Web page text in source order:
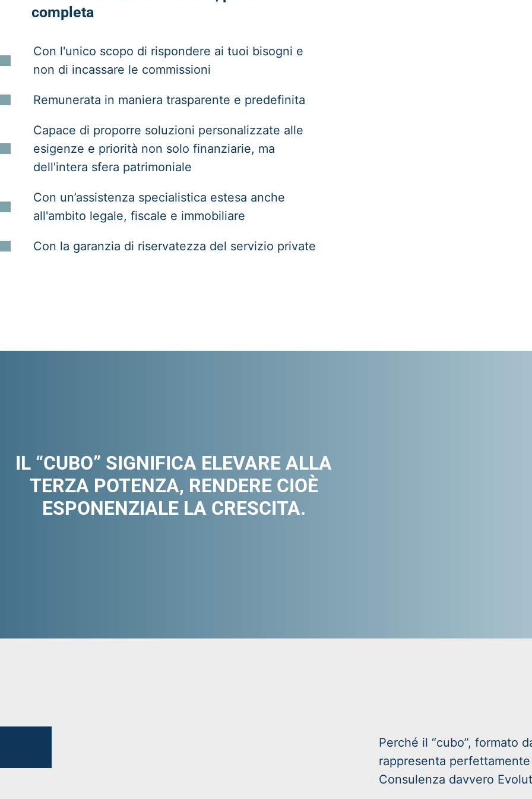
completa
Con l'unico scopo di rispondere ai tuoi bisogni e
non di incassare le commissioni
Remunerata in maniera trasparente e predefinita
Capace di proporre soluzioni personalizzate alle
esigenze e priorità non solo finanziarie, ma
dell'intera sfera patrimoniale
Con un’assistenza specialistica estesa anche
all'ambito legale, fiscale e immobiliare
Con la garanzia di riservatezza del servizio private
IL “CUBO” SIGNIFICA ELEVARE ALLA
TERZA POTENZA, RENDERE CIOÈ
ESPONENZIALE LA CRESCITA.
Perché il “cubo”, formato
rappresenta
Consulenza davvero